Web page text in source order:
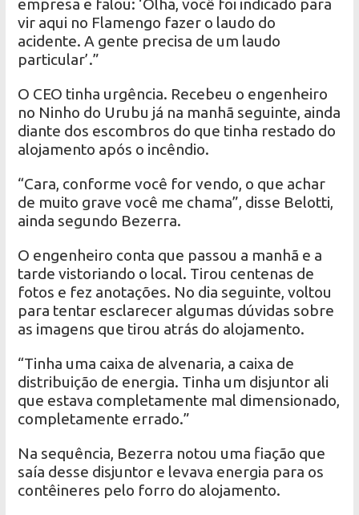
empresa e falou: ‘Olha, você foi indicado para
vir aqui no Flamengo fazer o laudo do
acidente. A gente precisa de um laudo
particular’.”
O CEO tinha urgência. Recebeu o engenheiro
no Ninho do Urubu já na manhã seguinte, ainda
diante dos escombros do que tinha restado do
alojamento após o incêndio.
“Cara, conforme você for vendo, o que achar
de muito grave você me chama”, disse Belotti,
ainda segundo Bezerra.
O engenheiro conta que passou a manhã e a
tarde vistoriando o local. Tirou centenas de
fotos e fez anotações. No dia seguinte, voltou
para tentar esclarecer algumas dúvidas sobre
as imagens que tirou atrás do alojamento.
“Tinha uma caixa de alvenaria, a caixa de
distribuição de energia. Tinha um disjuntor ali
que estava completamente mal dimensionado,
completamente errado.”
Na sequência, Bezerra notou uma fiação que
saía desse disjuntor e levava energia para os
contêineres pelo forro do alojamento.